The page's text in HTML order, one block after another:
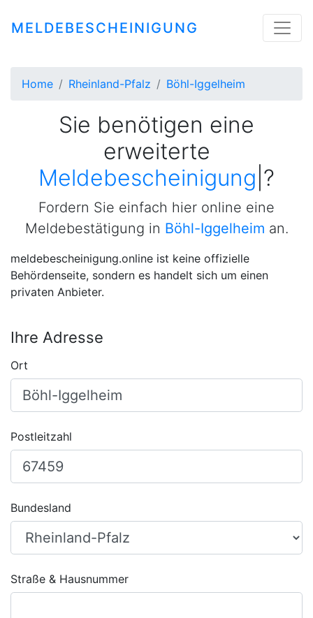
MELDEBESCHEINIGUNG
Home Rheinland-Pfalz Böhl-Iggelheim
Sie benötigen eine
erweiterte
Meldebescheinigung ?
Fordern Sie einfach hier online eine
Meldebestätigung in Böhl-Iggelheim an.
meldebescheinigung.online ist keine offizielle
Behördenseite, sondern es handelt sich um einen
privaten Anbieter.
Ihre Adresse
Ort
Postleitzahl
Bundesland
Straße & Hausnummer